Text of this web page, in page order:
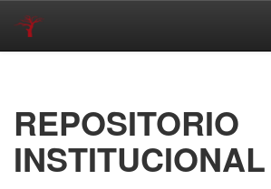
REPOSITORIO
INSTITUCIONAL